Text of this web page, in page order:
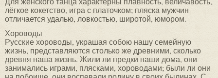
лёгкое кокетство, игра с платочком; пляска мужчин
отличается удалью, ловкостью, широтой, юмором.
Хороводы
Русские хороводы, украшая собою нашу семейную
жизнь, представляются столько же древними, сколько
древня наша жизнь. Жили ли предки наши дома, они
занимались играми, плясками, хороводами; были ли они